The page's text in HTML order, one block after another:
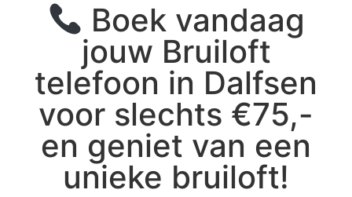
Boek vandaag
jouw Bruiloft
telefoon in Dalfsen
voor slechts €75,-
en geniet van een
unieke bruiloft!